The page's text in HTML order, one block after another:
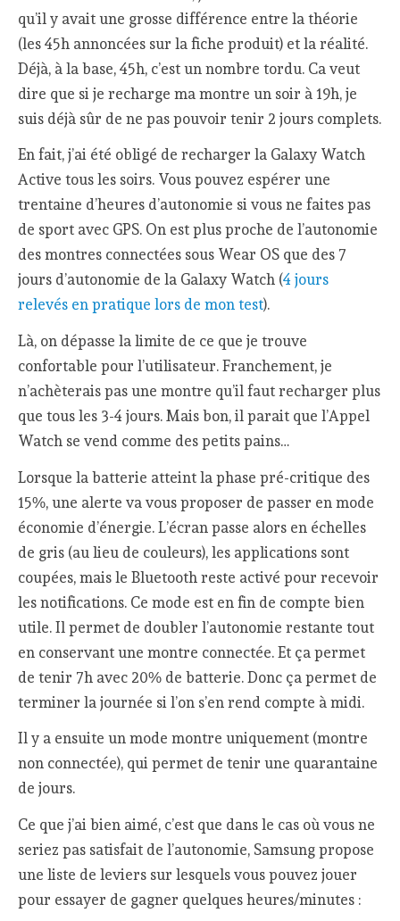
qu’il y avait une grosse différence entre la théorie
(les 45h annoncées sur la fiche produit) et la réalité.
Déjà, à la base, 45h, c’est un nombre tordu. Ca veut
dire que si je recharge ma montre un soir à 19h, je
suis déjà sûr de ne pas pouvoir tenir 2 jours complets.
En fait, j’ai été obligé de recharger la Galaxy Watch
Active tous les soirs. Vous pouvez espérer une
trentaine d’heures d’autonomie si vous ne faites pas
de sport avec GPS. On est plus proche de l’autonomie
des montres connectées sous Wear OS que des 7
jours d’autonomie de la Galaxy Watch (4 jours
relevés en pratique lors de mon test).
Là, on dépasse la limite de ce que je trouve
confortable pour l’utilisateur. Franchement, je
n’achèterais pas une montre qu’il faut recharger plus
que tous les 3-4 jours. Mais bon, il parait que l’Appel
Watch se vend comme des petits pains…
Lorsque la batterie atteint la phase pré-critique des
15%, une alerte va vous proposer de passer en mode
économie d’énergie. L’écran passe alors en échelles
de gris (au lieu de couleurs), les applications sont
coupées, mais le Bluetooth reste activé pour recevoir
les notifications. Ce mode est en fin de compte bien
utile. Il permet de doubler l’autonomie restante tout
en conservant une montre connectée. Et ça permet
de tenir 7h avec 20% de batterie. Donc ça permet de
terminer la journée si l’on s’en rend compte à midi.
Il y a ensuite un mode montre uniquement (montre
non connectée), qui permet de tenir une quarantaine
de jours.
Ce que j’ai bien aimé, c’est que dans le cas où vous ne
seriez pas satisfait de l’autonomie, Samsung propose
une liste de leviers sur lesquels vous pouvez jouer
pour essayer de gagner quelques heures/minutes :